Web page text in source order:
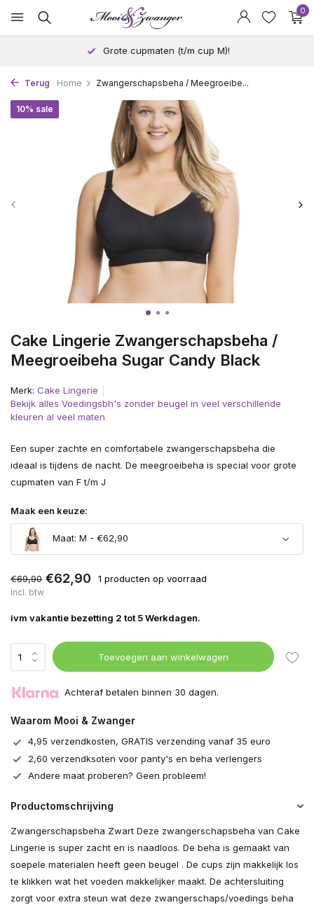
0
Grote cupmaten (t/m cup M)!
Terug Home Zwangerschapsbeha / Meegroeibe...
Cake Lingerie Zwangerschapsbeha /
Meegroeibeha Sugar Candy Black
10% sale
Merk: Cake Lingerie
Bekijk alles Voedingsbh's zonder beugel in veel verschillende
kleuren al veel maten
Een super zachte en comfortabele zwangerschapsbeha die
ideaal is tijdens de nacht. De meegroeibeha is special voor grote
cupmaten van F t/m J
Maak een keuze:
Maat: M - €62,90
€69,90 €62,90 1 producten op voorraad
Incl. btw
ivm vakantie bezetting 2 tot 5 Werkdagen.
Toevoegen aan winkelwagen
Achteraf betalen binnen 30 dagen.
Waarom Mooi & Zwanger
4,95 verzendkosten, GRATIS verzending vanaf 35 euro
2,60 verzendksoten voor panty's en beha verlengers
Andere maat proberen? Geen probleem!
Productomschrijving
Zwangerschapsbeha Zwart Deze zwangerschapsbeha van Cake
Lingerie is super zacht en is naadloos. De beha is gemaakt van
soepele materialen heeft geen beugel . De cups zijn makkelijk los
te klikken wat het voeden makkelijker maakt. De achtersluiting
zorgt voor extra steun wat deze zwangerschaps/voedings beha